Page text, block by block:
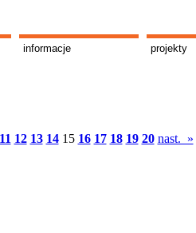
informacje projekty
11 12 13 14 15 16 17 18 19 20 nast. »